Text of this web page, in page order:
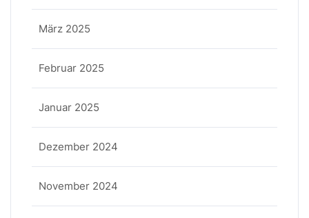
März 2025
Februar 2025
Januar 2025
Dezember 2024
November 2024